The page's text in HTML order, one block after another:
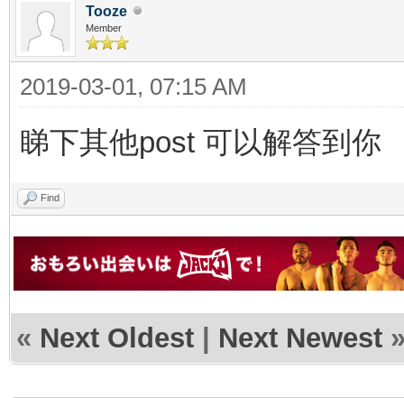
Tooze
Member
2019-03-01, 07:15 AM
睇下其他post 可以解答到你
Find
« Next Oldest | Next Newest